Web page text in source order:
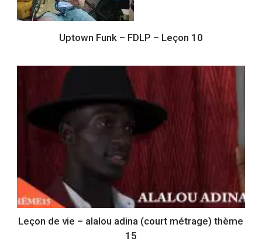
Uptown Funk – FDLP – Leçon 10
Leçon de vie – alalou adina (court métrage) thème
15